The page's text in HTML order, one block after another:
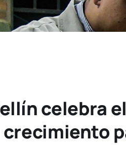
celebra
crecimiento